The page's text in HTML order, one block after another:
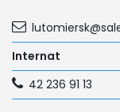
Internat
42 236 91 13